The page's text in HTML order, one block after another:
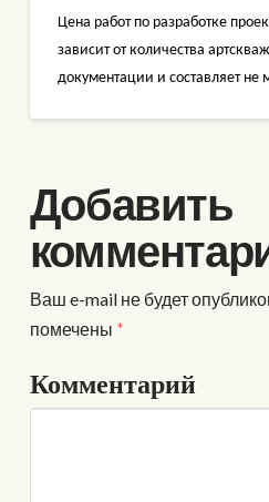
Цена работ по разработке
зависит от количества
документации и составляет не
Добавить
Ваш e-mail не будет
помечены *
Комментарий